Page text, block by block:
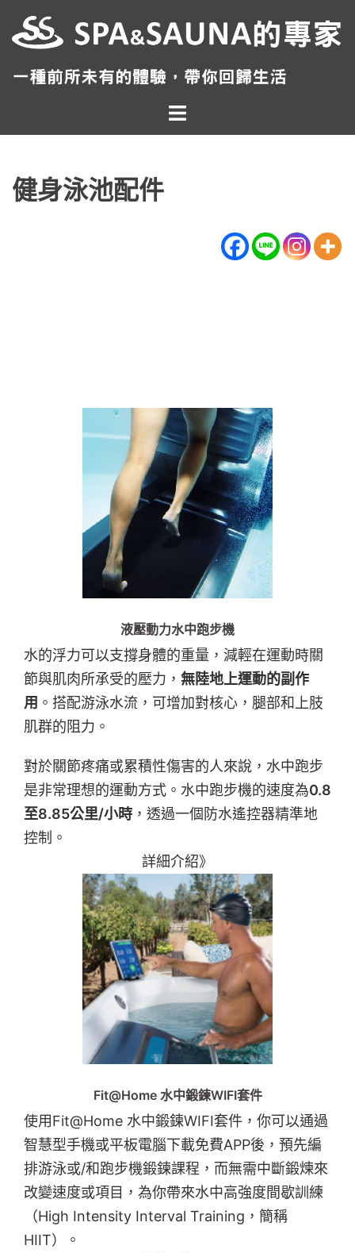
至
Toggle
menu
健身泳池配件
液壓動力水中跑步機
水的浮力可以支撐身體的重量，減輕在運動時關
節與肌肉所承受的壓力， 無陸地上運動的副作
用 。搭配游泳水流，可增加對核心，腿部和上肢
肌群的阻力。
對於關節疼痛或累積性傷害的人來說，水中跑步
是非常理想的運動方式。水中跑步機的速度為0.8
至8.85公里/小時 ，透過一個防水遙控器精準地
控制。
詳細介紹》
Fit@Home 水中鍛鍊WIFI套件
使用Fit@Home 水中鍛鍊WIFI套件，你可以通過
智慧型手機或平板電腦下載免費APP後，預先編
排游泳或/和跑步機鍛鍊課程，而無需中斷鍛煉來
改變速度或項目，為你帶來水中高強度間歇訓練
（High Intensity Interval Training，簡稱
HIIT）。